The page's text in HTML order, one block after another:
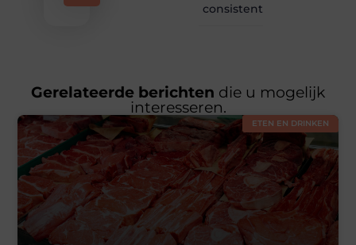
consistentie
Gerelateerde berichten die u mogelijk
interesseren.
ETEN EN DRINKEN